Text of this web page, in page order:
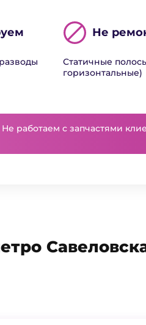
Не
Статичные
горизонтальные)
Не работаем с запчастями